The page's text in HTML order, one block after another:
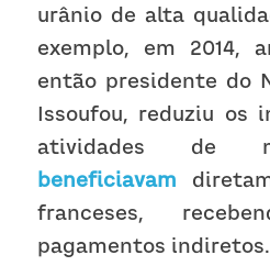
urânio de alta
exemplo, em 2014,
então presidente do
Issoufou, reduziu os
beneficiavam
franceses,
pagamentos